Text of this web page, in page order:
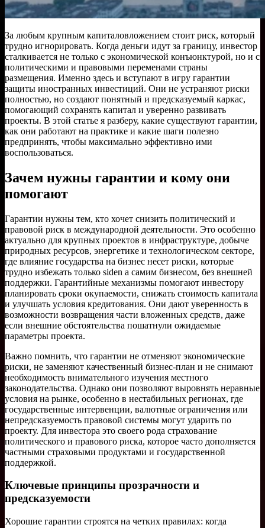
За любым крупным капиталовложением стоит риск, который
трудно игнорировать. Когда деньги идут за границу, инвестор
сталкивается не только с экономической конъюнктурой, но и с
политическими и правовыми переменами страны
размещения. Именно здесь и вступают в игру гарантии
защиты иностранных инвестиций. Они не устраняют риски
полностью, но создают понятный и предсказуемый каркас,
помогающий сохранять капитал и уверенно развивать
проекты. В этой статье я разберу, какие существуют гарантии,
как они работают на практике и какие шаги полезно
предпринять, чтобы максимально эффективно ими
воспользоваться.
Зачем нужны гарантии и кому они
помогают
Гарантии нужны тем, кто хочет снизить политический и
правовой риск в международной деятельности. Это особенно
актуально для крупных проектов в инфраструктуре, добыче
природных ресурсов, энергетике и технологическом секторе,
где влияние государства на бизнес несет риски, которые
трудно избежать только siden а самим бизнесом, без внешней
поддержки. Гарантийные механизмы помогают инвестору
планировать сроки окупаемости, снижать стоимость капитала
и улучшать условия кредитования. Они дают уверенность в
возможности возвращения части вложенных средств, даже
если внешние обстоятельства пошатнули ожидаемые
параметры проекта.
Важно помнить, что гарантии не отменяют экономические
риски, не заменяют качественный бизнес-план и не снимают
необходимость внимательного изучения местного
законодательства. Однако они позволяют выровнять неравные
условия на рынке, особенно в нестабильных регионах, где
государственные интервенции, валютные ограничения или
непредсказуемость правовой системы могут ударить по
проекту. Для инвестора это своего рода страхование
политического и правового риска, которое часто дополняется
частными страховыми продуктами и государственной
поддержкой.
Ключевые принципы прозрачности и
предсказуемости
Хорошие гарантии строятся на четких правилах: когда